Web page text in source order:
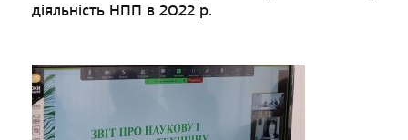
діяльність НПП в 2022 р.